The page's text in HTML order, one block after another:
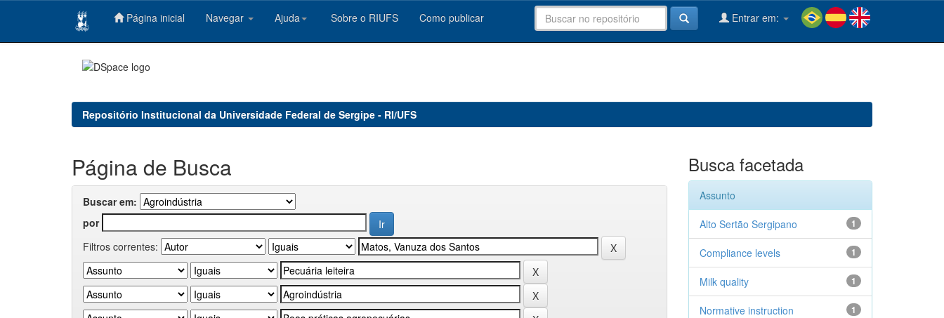
Página inicial Navegar Ajuda Sobre o RIUFS Como publicar Entrar em:
Repositório Institucional da Universidade Federal de Sergipe - RI/UFS
Página de Busca
Buscar em:
por
Filtros correntes:
Busca facetada
Assunto
1
Alto Sertão Sergipano
1
Compliance levels
1
Milk quality
1
Normative instruction